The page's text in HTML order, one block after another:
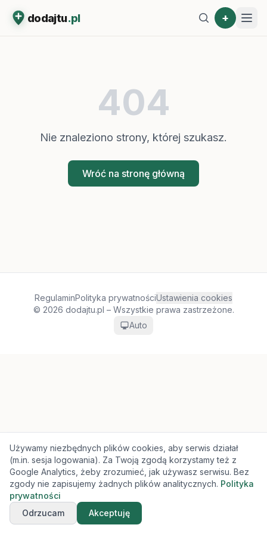
dodajtu.pl +
404
Nie znaleziono strony, której szukasz.
Wróć na stronę główną
RegulaminPolityka prywatnościUstawienia cookies
© 2026 dodajtu.pl – Wszystkie prawa zastrzeżone.
Auto
Używamy niezbędnych plików cookies, aby serwis działał
(m.in. sesja logowania). Za Twoją zgodą korzystamy też z
Google Analytics, żeby zrozumieć, jak używasz serwisu. Bez
zgody nie zapisujemy żadnych plików analitycznych. Polityka
prywatności
Odrzucam
Akceptuję